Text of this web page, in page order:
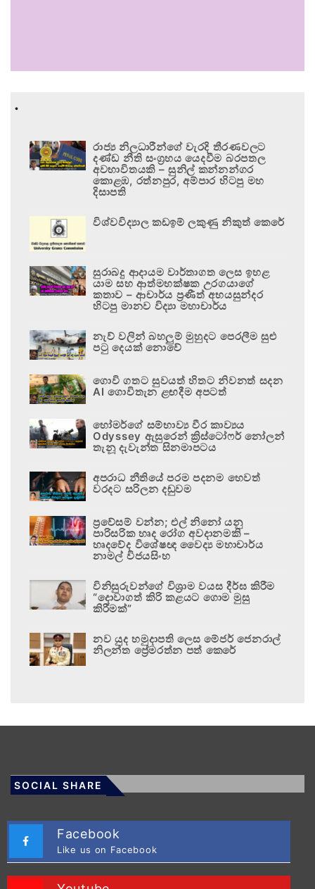
.
රාජ්‍ය නිලධාරීන්ගේ වැරදි තීරණවලට
දණ්ඩ නීති සංග්‍රහය යෙදවීම බරපතල
අවභාවිතයකි – සුනිල් කන්නන්ගර
කොළඹ, රත්නපුර, අම්පාර හිටපු මහ
දිසාපති
විශ්වවිද්‍යාල කඩඉම් ලකුණු නිකුත් කෙරේ
සුරාබදු ආදායම වාර්තාගත ලෙස ඉහළ
යාම සහ ආත්මභක්ෂක උරගයාගේ
කතාව – ආචාර්ය ප්‍රණීත් අභයසුන්දර
හිටපු මානව විද්‍යා මහාචාර්ය
නැව් වලින් බහලුම් මුහුදට පෙරලීම සුළු
පටු දෙයක් නොවේ
ගොවි ගතට සුවයත් හිතට නිවනත් සදන
AI ගොවිතැන ළඟදීම අපටත්
හෝමර්ගේ සම්භාව්‍ය වීර කාව්‍යය
Odyssey ඇසුරෙන් ක්‍රිස්ටෝෆර් නෝලන්
තැනූ දැවැන්ත සිනමාපටය
අපරාධ නීතියේ පරම පදනම හෙවත්
වරදට සරිලන දඬුවම
ප්‍රවේසම් වන්න; එල් නිනෝ යනු
පාරිසරික හෘද රෝග අවදානමකි –
හෘදවේද විශේෂඥ වෛද්‍ය මහාචාර්ය
නාමල් විජයසිංහ
විනිසුරුවන්ගේ විශ්‍රාම වයස දීර්ඝ කිරීම
“දොවාගත් කිරි කළයට ගොම මුසු
කිරීමක්”
නව යුද හමුදාපති ලෙස මේජර් ජෙනරාල්
නිලන්ත ප්‍රේමරත්න පත් කෙරේ
SOCIAL SHARE
Facebook
Like us on Facebook